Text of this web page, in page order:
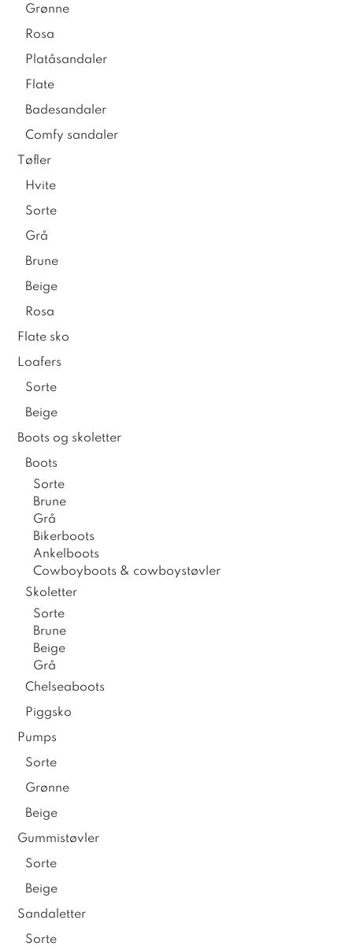
Grønne
Rosa
Platåsandaler
Flate
Badesandaler
Comfy sandaler
Tøfler
Hvite
Sorte
Grå
Brune
Beige
Rosa
Flate sko
Loafers
Sorte
Beige
Boots og skoletter
Boots
Sorte
Brune
Grå
Bikerboots
Ankelboots
Cowboyboots & cowboystøvler
Skoletter
Sorte
Brune
Beige
Grå
Chelseaboots
Piggsko
Pumps
Sorte
Grønne
Beige
Gummistøvler
Sorte
Beige
Sandaletter
Sorte